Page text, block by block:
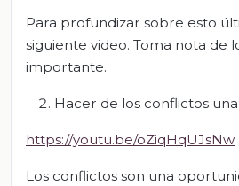
Para profundizar sobre esto
siguiente video. Toma nota de
importante.
Hacer de los conflictos
https://youtu.be/oZiqHqUJsNw
Los conflictos son una